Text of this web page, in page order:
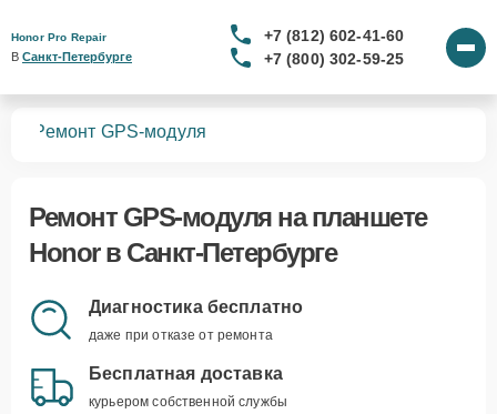
Honor Pro Repair
В Санкт-Петербурге
+7 (812) 602-41-60
+7 (800) 302-59-25
Ремонт GPS-модуля
Ремонт GPS-модуляна планшете
Honor в Санкт-Петербурге
Диагностика бесплатно
даже при отказе от ремонта
Бесплатная доставка
курьером собственной службы